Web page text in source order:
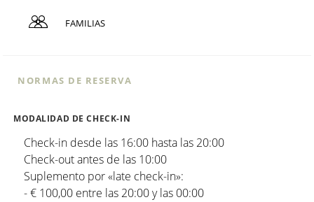
FAMILIAS
NORMAS DE RESERVA
MODALIDAD DE CHECK-IN
Check-in desde las 16:00 hasta las 20:00
Check-out antes de las 10:00
Suplemento por «late check-in»:
- € 100,00 entre las 20:00 y las 00:00